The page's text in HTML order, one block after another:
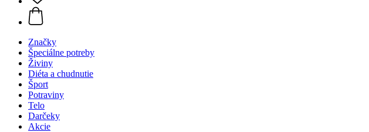
Značky
Špeciálne potreby
Živiny
Diéta a chudnutie
Šport
Potraviny
Telo
Darčeky
Akcie